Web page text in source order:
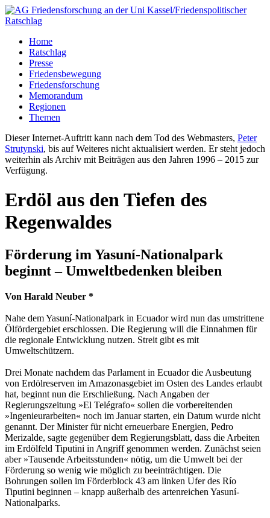
Home
Ratschlag
Presse
Friedensbewegung
Friedensforschung
Memorandum
Regionen
Themen
Dieser Internet-Auftritt kann nach dem Tod des Webmasters, Peter
Strutynski, bis auf Weiteres nicht aktualisiert werden. Er steht jedoch
weiterhin als Archiv mit Beiträgen aus den Jahren 1996 – 2015 zur
Verfügung.
Erdöl aus den Tiefen des
Regenwaldes
Förderung im Yasuní-Nationalpark
beginnt – Umweltbedenken bleiben
Von Harald Neuber *
Nahe dem Yasuní-Nationalpark in Ecuador wird nun das umstrittene
Ölfördergebiet erschlossen. Die Regierung will die Einnahmen für
die regionale Entwicklung nutzen. Streit gibt es mit
Umweltschützern.
Drei Monate nachdem das Parlament in Ecuador die Ausbeutung
von Erdölreserven im Amazonasgebiet im Osten des Landes erlaubt
hat, beginnt nun die Erschließung. Nach Angaben der
Regierungszeitung »El Telégrafo« sollen die vorbereitenden
»Ingenieurarbeiten« noch im Januar starten, ein Datum wurde nicht
genannt. Der Minister für nicht erneuerbare Energien, Pedro
Merizalde, sagte gegenüber dem Regierungsblatt, dass die Arbeiten
im Erdölfeld Tiputini in Angriff genommen werden. Zunächst seien
aber »Tausende Arbeitsstunden« nötig, um die Umwelt bei der
Förderung so wenig wie möglich zu beeinträchtigen. Die
Bohrungen sollen im Förderblock 43 am linken Ufer des Río
Tiputini beginnen – knapp außerhalb des artenreichen Yasuní-
Nationalparks.